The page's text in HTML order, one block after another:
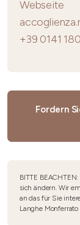
Webseite
+39 0141
Fordern
BITTE
sich ändern. Wir
an das für Sie
Langhe